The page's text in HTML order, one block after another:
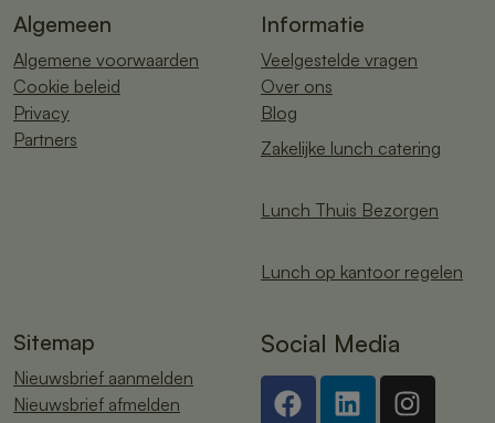
Algemeen
Algemene voorwaarden
Cookie beleid
Privacy
Partners
Informatie
Veelgestelde vragen
Over ons
Blog
Zakelijke lunch catering
Lunch Thuis Bezorgen
Lunch op kantoor regelen
Sitemap
Nieuwsbrief aanmelden
Nieuwsbrief afmelden
Social Media